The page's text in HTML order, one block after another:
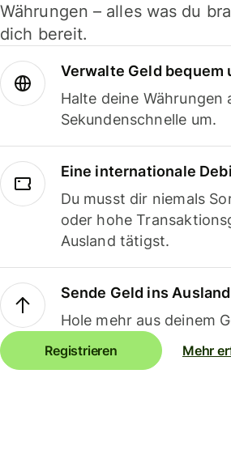
Währungen – alles was du
dich bereit.
Verwalte Geld bequem
Halte deine
Sekundenschnelle um.
Eine internationale
Du musst dir niemals
oder hohe
Ausland tätigst.
Sende Geld ins
Hole mehr aus deinem
Registrieren Mehr